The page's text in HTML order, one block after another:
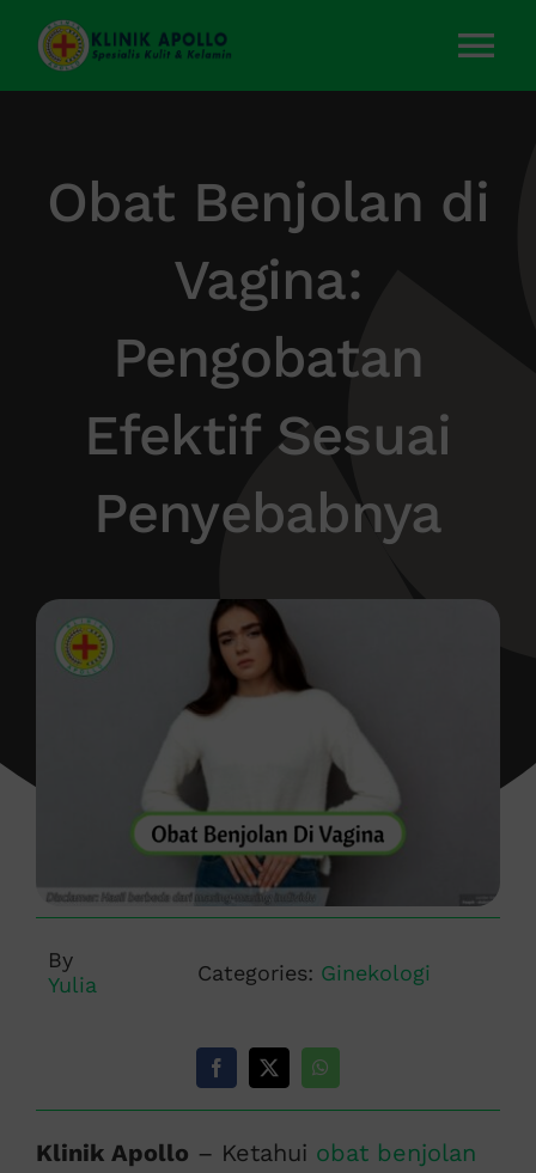
Skip
content
Layanan Kami
Kontak Kami
Obat Benjolan di
Vagina:
Pengobatan
Efektif Sesuai
Penyebabnya
By
Yulia
Categories: Ginekologi
Klinik Apollo – Ketahui obat benjolan